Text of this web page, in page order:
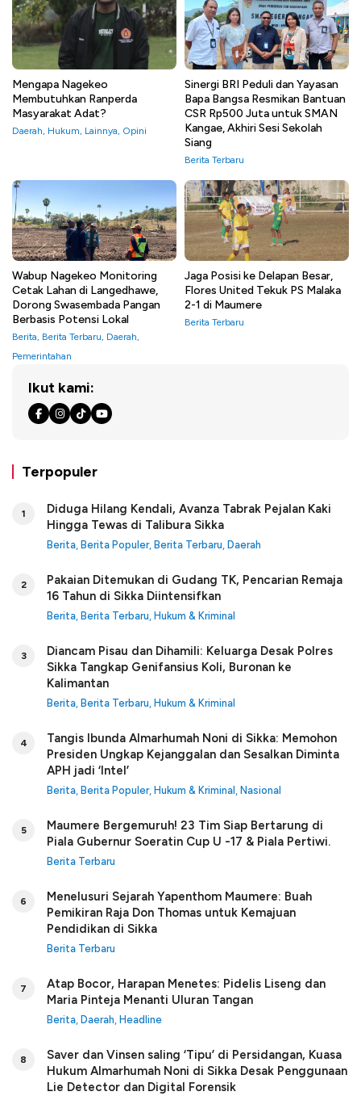
Mengapa Nagekeo
Membutuhkan Ranperda
Masyarakat Adat?
Daerah, Hukum, Lainnya, Opini
Sinergi BRI Peduli dan Yayasan
Bapa Bangsa Resmikan Bantuan
CSR Rp500 Juta untuk SMAN
Kangae, Akhiri Sesi Sekolah
Siang
Berita Terbaru
Wabup Nagekeo Monitoring
Cetak Lahan di Langedhawe,
Dorong Swasembada Pangan
Berbasis Potensi Lokal
Berita, Berita Terbaru, Daerah,
Pemerintahan
Jaga Posisi ke Delapan Besar,
Flores United Tekuk PS Malaka
2-1 di Maumere
Berita Terbaru
Ikut kami:
Terpopuler
1
Diduga Hilang Kendali, Avanza Tabrak Pejalan Kaki
Hingga Tewas di Talibura Sikka
Berita, Berita Populer, Berita Terbaru, Daerah
2
Pakaian Ditemukan di Gudang TK, Pencarian Remaja
16 Tahun di Sikka Diintensifkan
Berita, Berita Terbaru, Hukum & Kriminal
3
Diancam Pisau dan Dihamili: Keluarga Desak Polres
Sikka Tangkap Genifansius Koli, Buronan ke
Kalimantan
Berita, Berita Terbaru, Hukum & Kriminal
4
Tangis Ibunda Almarhumah Noni di Sikka: Memohon
Presiden Ungkap Kejanggalan dan Sesalkan Diminta
APH jadi ‘Intel’
Berita, Berita Populer, Hukum & Kriminal , Nasional
5
Maumere Bergemuruh! 23 Tim Siap Bertarung di
Piala Gubernur Soeratin Cup U -17 & Piala Pertiwi.
Berita Terbaru
6
Menelusuri Sejarah Yapenthom Maumere: Buah
Pemikiran Raja Don Thomas untuk Kemajuan
Pendidikan di Sikka
Berita Terbaru
7
Atap Bocor, Harapan Menetes: Pidelis Liseng dan
Maria Pinteja Menanti Uluran Tangan
Berita, Daerah, Headline
8
Saver dan Vinsen saling ‘Tipu’ di Persidangan, Kuasa
Hukum Almarhumah Noni di Sikka Desak Penggunaan
Lie Detector dan Digital Forensik